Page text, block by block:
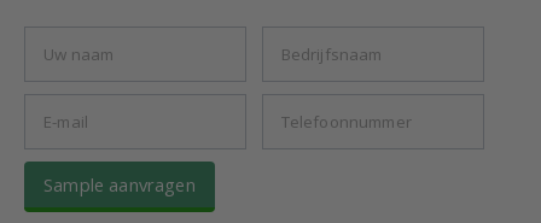
Sample aanvragen